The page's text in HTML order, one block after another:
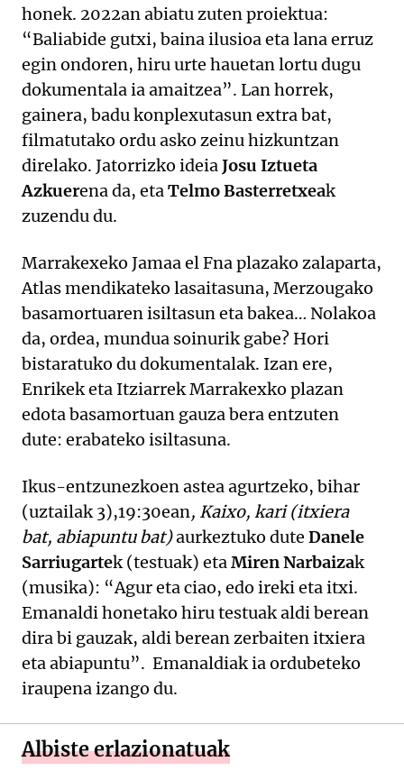
honek. 2022an abiatu zuten proiektua:
“Baliabide gutxi, baina ilusioa eta lana erruz
egin ondoren, hiru urte hauetan lortu dugu
dokumentala ia amaitzea”. Lan horrek,
gainera, badu konplexutasun extra bat,
filmatutako ordu asko zeinu hizkuntzan
direlako. Jatorrizko ideiaJosu Iztueta
Azkuerena da, etaTelmo Basterretxeak
zuzendu du.
Marrakexeko Jamaa el Fna plazako zalaparta,
Atlas mendikateko lasaitasuna, Merzougako
basamortuaren isiltasun eta bakea… Nolakoa
da, ordea, mundua soinurik gabe? Hori
bistaratuko du dokumentalak. Izan ere,
Enrikek eta Itziarrek Marrakexko plazan
edota basamortuan gauza bera entzuten
dute: erabateko isiltasuna.
Ikus-entzunezkoen astea agurtzeko, bihar
(uztailak 3),19:30ean, Kaixo, kari (itxiera
bat, abiapuntu bat)aurkeztuko dute Danele
Sarriugartek (testuak) etaMiren Narbaizak
(musika): “Agur eta ciao, edo ireki eta itxi.
Emanaldi honetako hiru testuak aldi berean
dira bi gauzak, aldi berean zerbaiten itxiera
eta abiapuntu”. Emanaldiak ia ordubeteko
iraupena izango du.
Albiste erlazionatuak